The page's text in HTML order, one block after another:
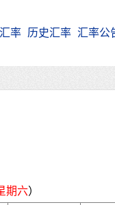
率 历史汇率 汇率公
期六）